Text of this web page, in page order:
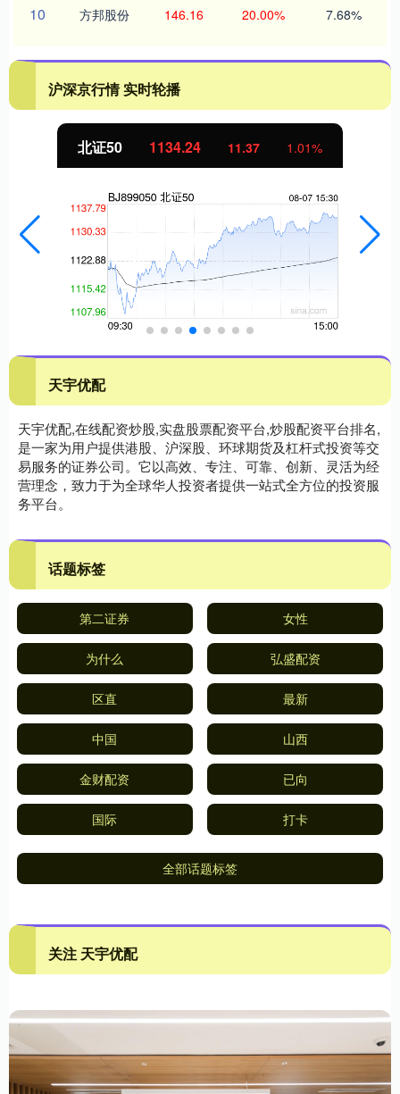
10 方邦股份 146.16 20.00% 7.68%
沪深京行情 实时轮播
北证50 1134.24 11.37 1.01%
天宇优配
天宇优配,在线配资炒股,实盘股票配资平台,炒股配资平台排名,
是一家为用户提供港股、沪深股、环球期货及杠杆式投资等交
易服务的证券公司。它以高效、专注、可靠、创新、灵活为经
营理念，致力于为全球华人投资者提供一站式全方位的投资服
务平台。
话题标签
第二证券 女性
为什么 弘盛配资
区直 最新
中国 山西
金财配资 已向
国际 打卡
全部话题标签
关注 天宇优配